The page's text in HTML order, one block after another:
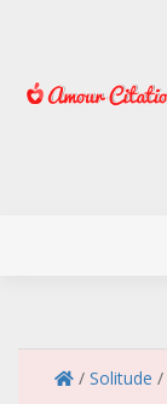
content
/ Solitude /